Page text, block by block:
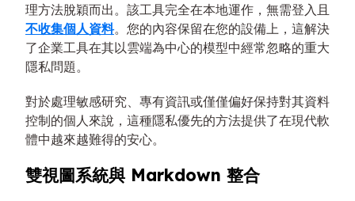
理方法脫穎而出。該工具完全在本地運作，無需登入且
不收集個人資料。您的內容保留在您的設備上，這解決
了企業工具在其以雲端為中心的模型中經常忽略的重大
隱私問題。
對於處理敏感研究、專有資訊或僅僅偏好保持對其資料
控制的個人來說，這種隱私優先的方法提供了在現代軟
體中越來越難得的安心。
雙視圖系統與 Markdown 整合